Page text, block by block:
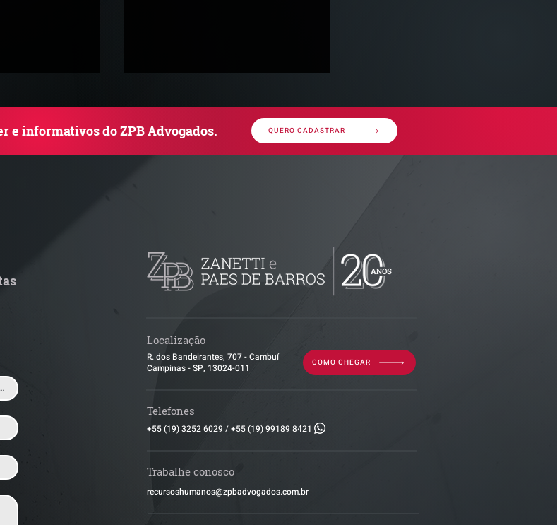
de ITBI na integralização de
capital social não é
condicionada à atividade da
e informativos do ZPB Advogados. QUERO CADASTRAR
Localização
R. dos Bandeirantes, 707 - Cambuí
Campinas - SP, 13024-011
COMO CHEGAR
Telefones
+55 (19) 3252 6029 /+55 (19) 99189 8421
Trabalhe conosco
​recursoshumanos@zpbadvogados.com.br